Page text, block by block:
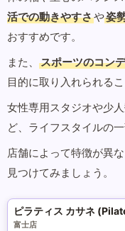
活での動きやすさや姿
おすすめです。
また、
スポーツのコン
目的に取り入れられるこ
女性専用スタジオや少
ど、ライフスタイルの
店舗によって特徴が異
見つけてみましょう。
ピラティス カサネ
富士店